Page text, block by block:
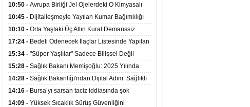
Öğrenilenlerin Yüzde 39'u Unutulabiliyor
10:50 - Avrupa Birliği Jel Ojelerdeki O Kimyasalı
Yasakladı: Kısırlık ve Alerji Riski Uyarısı
10:45 - Dijitalleşmeyle Yayılan Kumar Bağımlılığı
Beyni ve Aileyi Yıkıma Uğratıyor
10:10 - Orta Yaştaki Üç Altın Kural Demanssız
Yaşamı 13 Yıl Uzatabiliyor
17:24 - Bedeli Ödenecek İlaçlar Listesinde Yapılan
Düzenlemeler Hakkında Duyuru 2026/30
15:34 - "Süper Yaşlılar" Sadece Bilişsel Değil
Fiziksel Olarak da Daha Sağlıklı Yaşıyor
15:28 - Sağlık Bakanı Memişoğlu: 2025 Yılında
300 Bini Aşkın Kişiye Emzirme Eğitimi Verildi
14:28 - Sağlık Bakanlığı'ndan Dijital Adım: Sağlıklı
Hayat Merkezlerinde Uzaktan Sağlık Hizmeti
Başladı
14:16 - Bursa’yı sarsan taciz iddiasında şok
gelişme!
14:09 - Yüksek Sıcaklık Sürüş Güvenliğini